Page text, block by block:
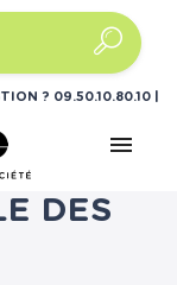
? 09.50.10.80.10
menu
DE
DES